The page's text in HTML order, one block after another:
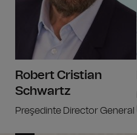
Robert Cristian
Schwartz
Preşedinte Director General